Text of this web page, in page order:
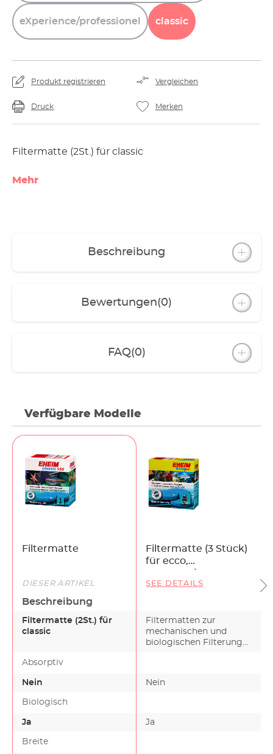
eXperience/professionel classic
Produkt registrieren Vergleichen
Druck Merken
Filtermatte (2St.) für classic
Mehr
Beschreibung
Bewertungen(0)
FAQ(0)
Verfügbare Modelle
Filtermatte
Filtermatte (3 Stück)
für ecco,
eccoComfort,
eccopro
DIESER ARTIKEL SEE DETAILS
Beschreibung
Filtermatte (2St.) für
classic
Filtermatten zur
mechanischen und
biologischen Filterung
Absorptiv
Nein Nein
Biologisch
Ja Ja
Breite